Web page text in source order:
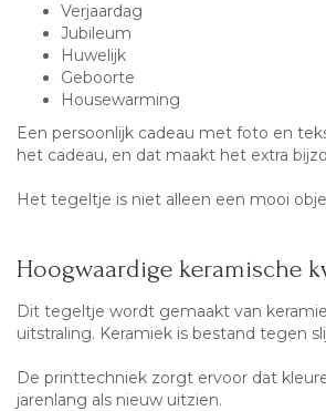
Verjaardag
Jubileum
Huwelijk
Geboorte
Housewarming
Een persoonlijk cadeau met foto en
het cadeau, en dat maakt het extra
Het tegeltje is niet alleen een mooi
Hoogwaardige keramische
Dit tegeltje wordt gemaakt van
uitstraling. Keramiek is bestand tegen
De printtechniek zorgt ervoor dat
jarenlang als nieuw uitzien.